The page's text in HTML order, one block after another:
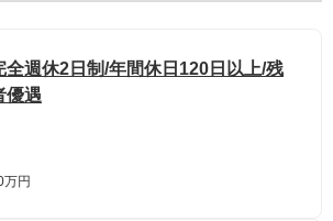
全週休2日制/年間休日120日以上/残
優遇
円